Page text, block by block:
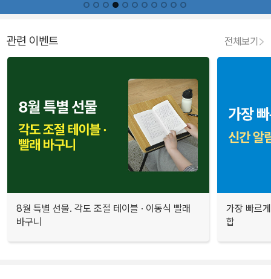
관련 이벤트 전체보기
8월 특별 선물. 각도 조절 테이블 · 이동식 빨래
바구니
가장 빠르
합